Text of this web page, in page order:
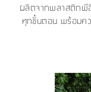
ผลิตจากพลาสติกพี
ทุกขั้นตอน พร้อมคว